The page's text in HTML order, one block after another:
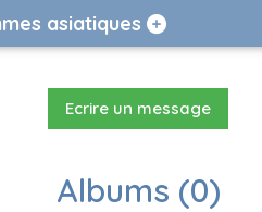
asiatiques
Ecrire un message
Albums (0)